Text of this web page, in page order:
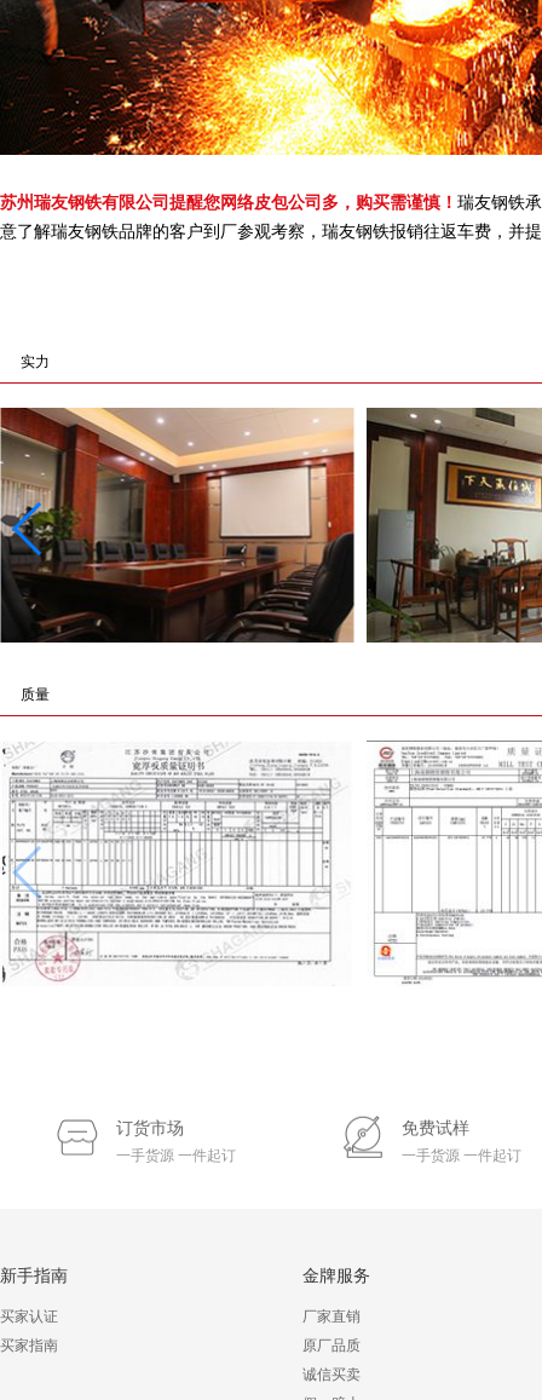
苏州瑞友钢铁有限公司提醒您网络皮包公司多，购买需谨慎！ 瑞友钢铁
意了解瑞友钢铁品牌的客户到厂参观考察，瑞友钢铁报销往返车费，并
实力
质量
订货市场
一手货源 一件起订
免费试样
一手货源 一件起订
新手指南
买家认证
买家指南
金牌服务
厂家直销
原厂品质
诚信买卖